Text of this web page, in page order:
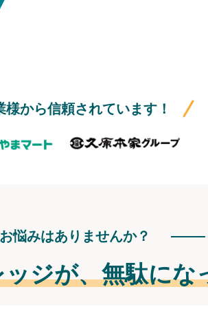
様から信頼されています！
悩みはありませんか？
ッジが、無駄にな